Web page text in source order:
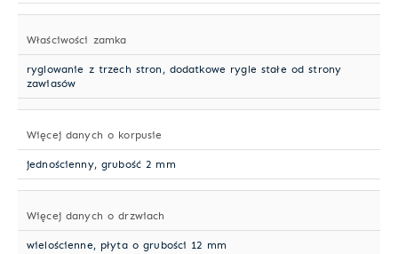
Właściwości zamka
ryglowanie z trzech stron, dodatkowe rygle stałe od strony
zawiasów
Więcej danych o korpusie
jednościenny, grubość 2 mm
Więcej danych o drzwiach
wielościenne, płyta o grubości 12 mm